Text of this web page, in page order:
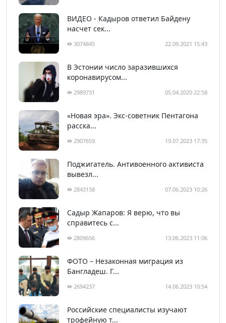
ВИДЕО - Кадыров ответил Байдену
насчет сек...
3074845 22.09.2021 15:43
В Эстонии число заразившихся
коронавирусом...
2989731 05.04.2020 22:58
«Новая эра». Экс-советник Пентагона
расска...
2907659 19.07.2023 17:35
Поджигатель. Антивоенного активиста
вывезл...
2843158 07.06.2023 10:26
Садыр Жапаров: Я верю, что вы
справитесь с...
2809656 13.06.2023 11:06
ФОТО – Незаконная миграция из
Бангладеш. Г...
2694237 14.06.2023 10:54
Российские специалисты изучают
трофейную т...